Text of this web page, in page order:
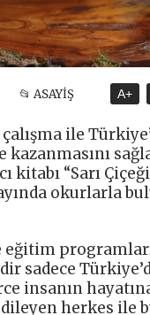
📂 ASAYİŞ A+
ile
kazanmasını
kitabı “Sarı
okurlarla
eğitim
sadece
insanın
herkes ile